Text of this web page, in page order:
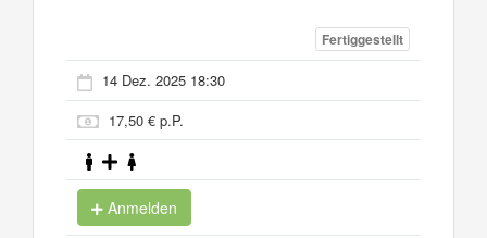
Fertiggestellt
14 Dez. 2025 18:30
17,50 € p.P.
Anmelden